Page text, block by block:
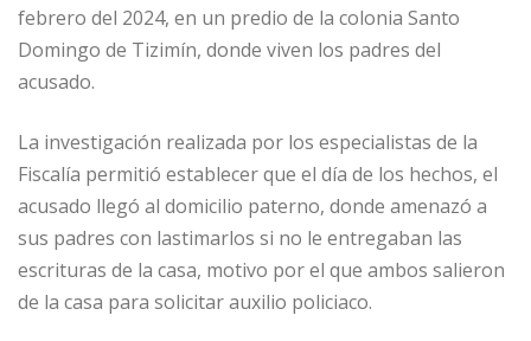
febrero del 2024, en un predio de la colonia Santo
Domingo de Tizimín, donde viven los padres del
acusado.
La investigación realizada por los especialistas de la
Fiscalía permitió establecer que el día de los hechos, el
acusado llegó al domicilio paterno, donde amenazó a
sus padres con lastimarlos si no le entregaban las
escrituras de la casa, motivo por el que ambos salieron
de la casa para solicitar auxilio policiaco.